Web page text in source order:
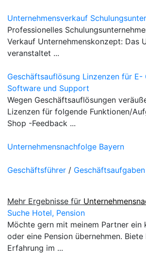
Unternehmensverkauf
Professionelles
Verkauf Unternehmenskonzept: Das
veranstaltet ...
Geschäftsauflösung Linzenzen für E-
Software und Support
Wegen Geschäftsauflösungen
Lizenzen für folgende Funktionen/
Shop -Feedback ...
Unternehmensnachfolge Bayern
Geschäftsführer / Geschäftsaufgaben
Mehr Ergebnisse für
Suche Hotel, Pension
Möchte gern mit meinem Partner ein
oder eine Pension übernehmen.
Erfahrung im ...